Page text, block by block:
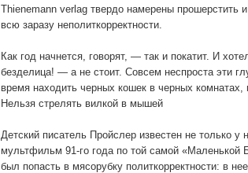
Thienemann verlag твердо намерены прошерстить
всю заразу неполиткорректности.
Как год начнется, говорят, — так и покатит. И
безделица! — а не стоит. Совсем неспроста эти
время находить черных кошек в черных комнатах,
Нельзя стрелять вилкой в мышей
Детский писатель Пройслер известен не только
мультфильм 91-го года по той самой «Маленькой
был попасть в мясорубку политкорректности: в